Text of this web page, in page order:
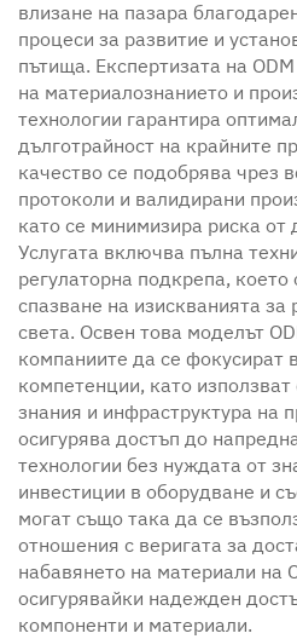
влизане на пазара
процеси за развитие и
пътища. Експертизата на
на материалознанието и
технологии гарантира
дълготрайност на крайните
качество се подобрява чрез
протоколи и валидирани
като се минимизира риска от
Услугата включва пълна
регулаторна подкрепа,
спазване на изискванията за
света. Освен това моделът
компаниите да се фокусират
компетенции, като
знания и инфраструктура на
осигурява достъп до
технологии без нуждата от
инвестиции в оборудване и
могат също така да се
отношения с веригата за
набавянето на материали на
осигурявайки надежден
компоненти и материали.